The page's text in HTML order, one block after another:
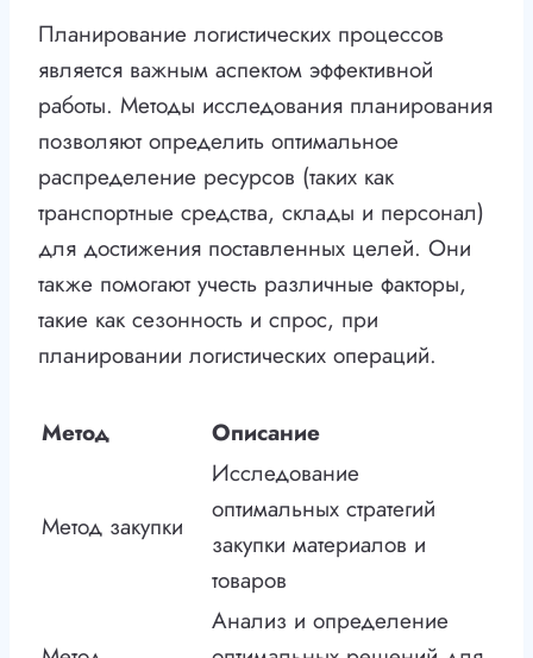
Планирование логистических процессов
является важным аспектом эффективной
работы. Методы исследования планирования
позволяют определить оптимальное
распределение ресурсов (таких как
транспортные средства, склады и персонал)
для достижения поставленных целей. Они
также помогают учесть различные факторы,
такие как сезонность и спрос, при
планировании логистических операций.
Метод Описание
Метод закупки
Исследование
оптимальных стратегий
закупки материалов и
товаров
Анализ и определение